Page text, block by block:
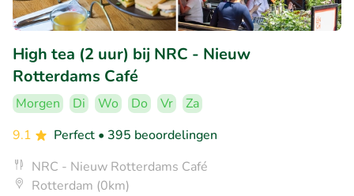
High tea (2 uur) bij NRC - Nieuw
Rotterdams Café
Morgen Di Wo Do Vr
Za
9.1
Perfect • 395 beoordelingen
NRC - Nieuw Rotterdams Café
Rotterdam (0km)